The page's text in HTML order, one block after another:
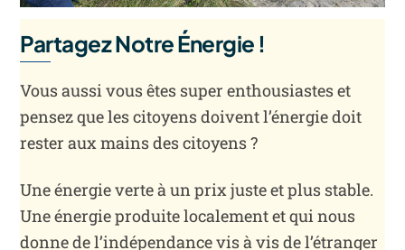
Partagez Notre Énergie !
Vous aussi vous êtes super enthousiastes et
pensez que les citoyens doivent l’énergie doit
rester aux mains des citoyens ?
Une énergie verte à un prix juste et plus stable.
Une énergie produite localement et qui nous
donne de l’indépendance vis à vis de l’étranger